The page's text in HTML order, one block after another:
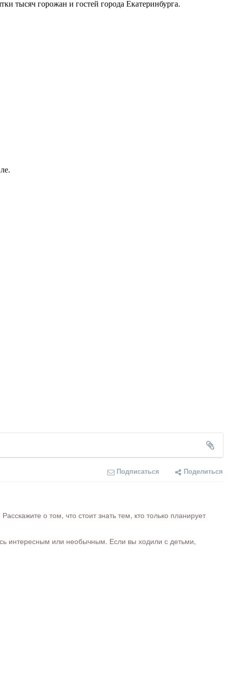
тысяч горожан и гостей города Екатеринбурга.
Подписаться Поделиться
о том, что стоит знать тем, кто только планирует
интересным или необычным. Если вы ходили с детьми,